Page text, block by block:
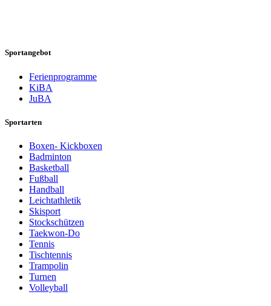
Sportangebot
Ferienprogramme
KiBA
JuBA
Sportarten
Boxen- Kickboxen
Badminton
Basketball
Fußball
Handball
Leichtathletik
Skisport
Stockschützen
Taekwon-Do
Tennis
Tischtennis
Trampolin
Turnen
Volleyball